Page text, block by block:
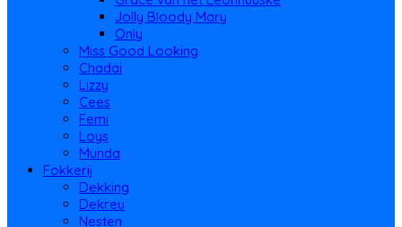
Jolly Bloody Mary
Only
Miss Good Looking
Chadai
Lizzy
Cees
Femi
Loys
Munda
Fokkerij
Dekking
Dekreu
Nesten